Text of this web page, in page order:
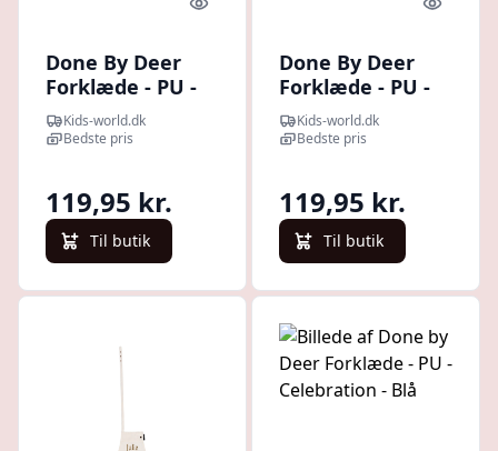
Done By Deer
Forklæde - PU -
Happy Clouds -
Powder
Kids-world.dk
Bedste pris
119,95 kr.
Til butik
Done By Deer
Forklæde - PU -
Lalee - Sand
Kids-world.dk
Bedste pris
119,95 kr.
Til butik